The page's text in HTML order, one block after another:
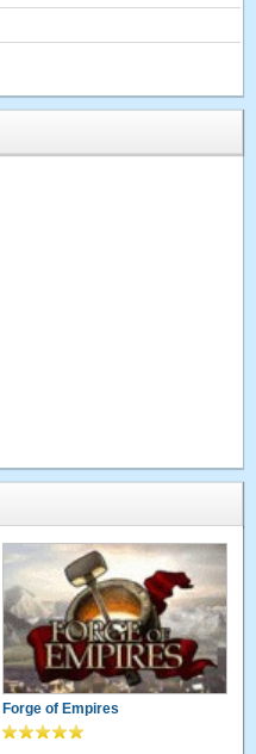
Forge of Empires